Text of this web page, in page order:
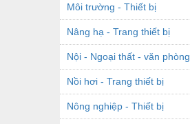
Môi trường - Thiết bị
Nâng hạ - Trang thiết bị
Nội - Ngoại thất - văn phòng
Nồi hơi - Trang thiết bị
Nông nghiệp - Thiết bị